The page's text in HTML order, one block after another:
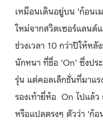
เหมือนเดินอยู่บน ‘ก้อนเ
ใหม่จากสวิตเซอร์แลนด์
ช่วงเวลา 10 กว่าปีให้ห
นักหนา ที่ชื่อ ‘On’ ซึ่งป
รุ่น แต่คอลเล็กชั่นที่มาแร
รองเท้ายี่ห้อ On ไปแล้
หรือแปลตรงๆ ตัวว่า ‘ก้อ